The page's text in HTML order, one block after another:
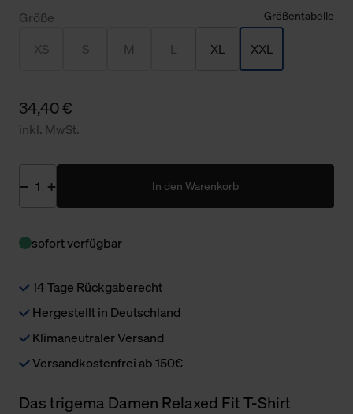
Größe Größentabelle
XS S M L XL XXL
34,40 €
inkl. MwSt.
In den Warenkorb
sofort verfügbar
14 Tage Rückgaberecht
Hergestellt in Deutschland
Klimaneutraler Versand
Versandkostenfrei ab 150€
Das trigema Damen Relaxed Fit T-Shirt